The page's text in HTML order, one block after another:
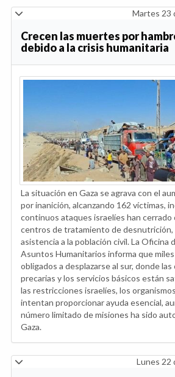
Martes 23
Crecen las muertes por
debido a la crisis humanitaria
La situación en Gaza se agrava con el
por inanición, alcanzando 162 víctimas,
continuos ataques israelíes han cerrado
centros de tratamiento de desnutrición,
asistencia a la población civil. La Oficina
Asuntos Humanitarios informa que
obligados a desplazarse al sur, donde
precarias y los servicios básicos están
las restricciones israelíes, los
intentan proporcionar ayuda esencial,
número limitado de misiones ha sido
Gaza.
Lunes 22